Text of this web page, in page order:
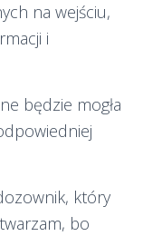
na wejściu,
i
będzie mogła
który
bo